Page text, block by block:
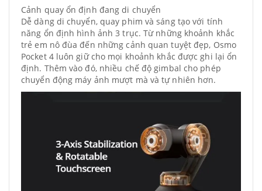
Cảnh quay ổn định đang di chuyển
Dễ dàng di chuyển, quay phim và sáng tạo với tính
năng ổn định hình ảnh 3 trục. Từ những khoảnh khắc
trẻ em nô đùa đến những cảnh quan tuyệt đẹp, Osmo
Pocket 4 luôn giữ cho mọi khoảnh khắc được ghi lại ổn
định. Thêm vào đó, nhiều chế độ gimbal cho phép
chuyển động máy ảnh mượt mà và tự nhiên hơn.